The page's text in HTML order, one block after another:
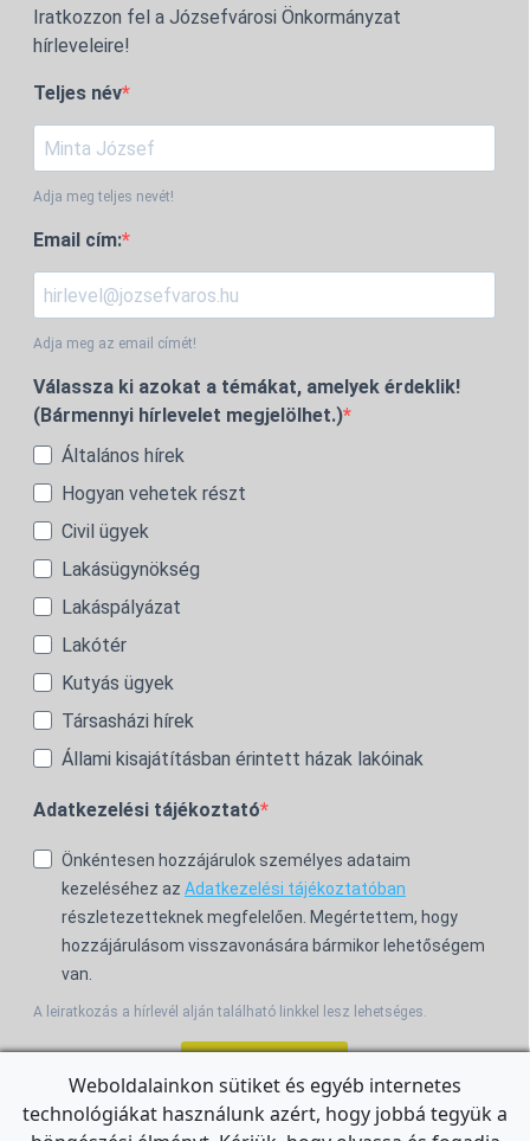
Iratkozzon fel a Józsefvárosi Önkormányzat
hírleveleire!
Teljes név
Adja meg teljes nevét!
Email cím:
Adja meg az email címét!
Válassza ki azokat a témákat, amelyek érdeklik!
(Bármennyi hírlevelet megjelölhet.)
Általános hírek
Hogyan vehetek részt
Civil ügyek
Lakásügynökség
Lakáspályázat
Lakótér
Kutyás ügyek
Társasházi hírek
Állami kisajátításban érintett házak lakóinak
Adatkezelési tájékoztató
Önkéntesen hozzájárulok személyes adataim
kezeléséhez az Adatkezelési tájékoztatóban
részletezetteknek megfelelően. Megértettem, hogy
hozzájárulásom visszavonására bármikor lehetőségem
van.
A leiratkozás a hírlevél alján található linkkel lesz lehetséges.
For the English Newsletter, clickHERE.
Weboldalainkon sütiket és egyéb internetes
technológiákat használunk azért, hogy jobbá tegyük a